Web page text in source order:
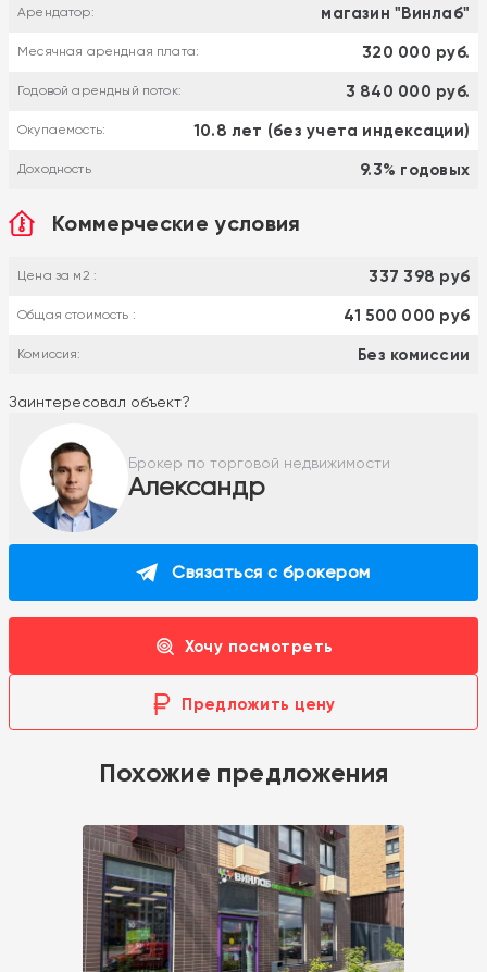
Арендатор: магазин "Винлаб"
Месячная арендная плата: 320 000 руб.
Годовой арендный поток: 3 840 000 руб.
Окупаемость: 10.8 лет (без учета индексации)
Доходность 9.3% годовых
Коммерческие условия
Цена за м2 : 337 398 руб
Общая стоимость : 41 500 000 руб
Комиссия: Без комиссии
Заинтересовал объект?
Брокер по торговой недвижимости
Александр
Связаться с брокером
Хочу посмотреть
Предложить цену
Похожие предложения